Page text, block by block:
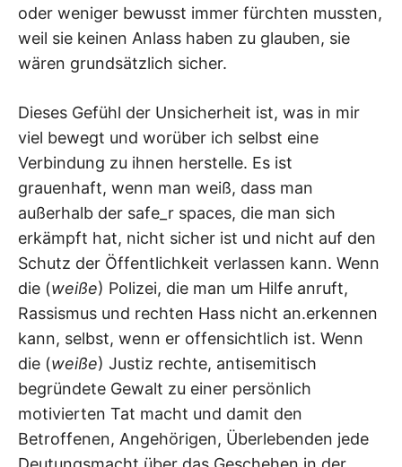
oder weniger bewusst immer fürchten mussten,
weil sie keinen Anlass haben zu glauben, sie
wären grundsätzlich sicher.
Dieses Gefühl der Unsicherheit ist, was in mir
viel bewegt und worüber ich selbst eine
Verbindung zu ihnen herstelle. Es ist
grauenhaft, wenn man weiß, dass man
außerhalb der safe_r spaces, die man sich
erkämpft hat, nicht sicher ist und nicht auf den
Schutz der Öffentlichkeit verlassen kann. Wenn
die (weiße) Polizei, die man um Hilfe anruft,
Rassismus und rechten Hass nicht an.erkennen
kann, selbst, wenn er offensichtlich ist. Wenn
die (weiße) Justiz rechte, antisemitisch
begründete Gewalt zu einer persönlich
motivierten Tat macht und damit den
Betroffenen, Angehörigen, Überlebenden jede